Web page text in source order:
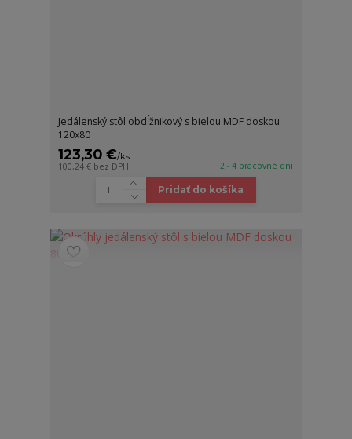
Jedálenský stôl obdĺžnikový s bielou MDF doskou
120x80
123,30 €/ks
100,24 € bez DPH 2 - 4 pracovné dni
Pridať do košíka